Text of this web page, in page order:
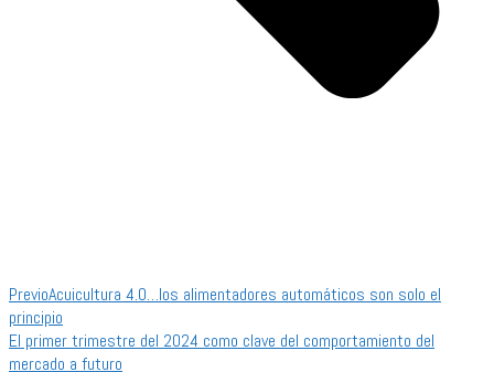
PrevioAcuicultura 4.0…los alimentadores automáticos son solo el
principio
El primer trimestre del 2024 como clave del comportamiento del
mercado a futuro